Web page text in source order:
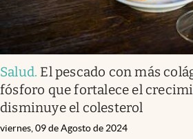
Salud. El pescado con más
fósforo que fortalece el
disminuye el colesterol
viernes, 09 de Agosto de 2024